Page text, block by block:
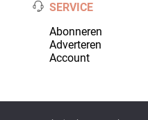
SERVICE
Abonneren
Adverteren
Account